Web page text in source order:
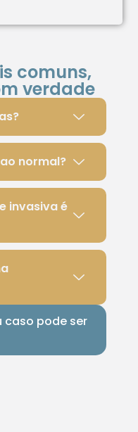
comuns,
verdade
normal?
invasiva é
caso pode ser